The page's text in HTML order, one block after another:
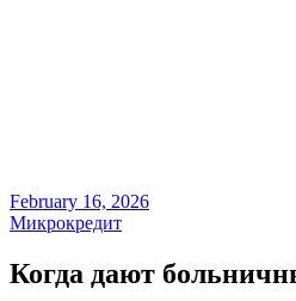
February 16, 2026
Микрокредит
Когда дают